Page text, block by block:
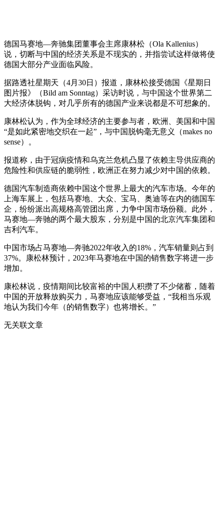
德国马赛地—奔驰集团董事会主席康林松（Ola Kallenius）
说，切断与中国的经济关系是不现实的，并指尝试这样做将使
德国大部分产业面临风险。
据路透社星期天（4月30日）报道，康林松接受德国《星期日
图片报》（Bild am Sonntag）采访时说，与中国这个世界第二
大经济体脱钩，对几乎所有的德国产业来说都是不可想象的。
康林松认为，作为全球经济的主要参与者，欧洲、美国和中国
“是如此紧密地交织在一起”，与中国脱钩毫无意义（makes no
sense）。
报道称，由于冠病疫情和乌克兰危机凸显了依赖主导供应商的
危险性和供应链的脆弱性，欧洲正在努力减少对中国的依赖。
德国汽车制造商依赖中国这个世界上最大的汽车市场。今年的
上海车展上，包括马赛地、大众、宝马、奥迪等在内的德国车
企，纷纷派出高规格高管团出席，力争中国市场份额。此外，
马赛地—奔驰的两个最大股东，分别是中国的北京汽车集团和
吉利汽车。
中国市场占马赛地—奔驰2022年收入的18%，汽车销量则占到
37%。康松林预计，2023年马赛地在中国的销售数字将进一步
增加。
康松林说，疫情期间比较富裕的中国人积攒了不少储蓄，随着
中国的开放释放购买力，马赛地应该能够受益，“我相当乐观
地认为我们今年（的销售数字）也将增长。”
无关联文章